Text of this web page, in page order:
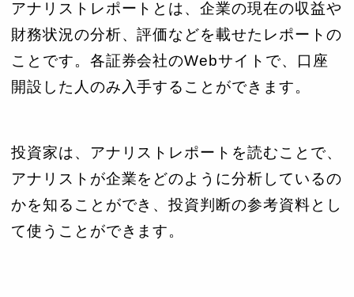
アナリストレポートとは、企業の現在の収益や
財務状況の分析、評価などを載せたレポートの
ことです。各証券会社のWebサイトで、口座
開設した人のみ入手することができます。
投資家は、アナリストレポートを読むことで、
アナリストが企業をどのように分析しているの
かを知ることができ、投資判断の参考資料とし
て使うことができます。